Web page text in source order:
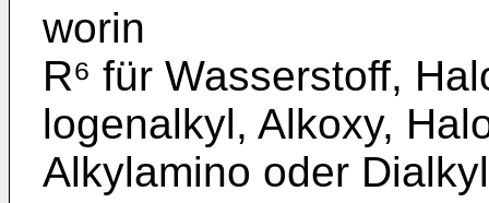
worin
R⁶ für Wasserstoff,
logenalkyl, Alkoxy,
Alkylamino oder